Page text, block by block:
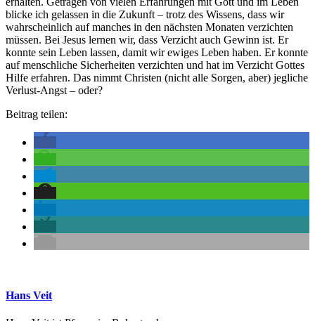
blicke ich gelassen in die Zukunft – trotz des Wissens, dass wir
wahrscheinlich auf manches in den nächsten Monaten verzichten
müssen. Bei Jesus lernen wir, dass Verzicht auch Gewinn ist. Er
konnte sein Leben lassen, damit wir ewiges Leben haben. Er konnte
auf menschliche Sicherheiten verzichten und hat im Verzicht Gottes
Hilfe erfahren. Das nimmt Christen (nicht alle Sorgen, aber) jegliche
Verlust-Angst – oder?
Beitrag teilen:
Hans Veit